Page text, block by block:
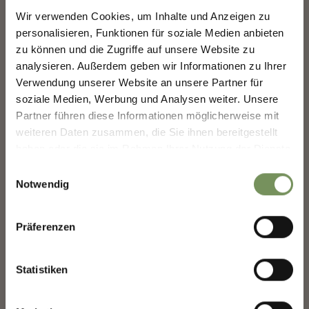
Wir verwenden Cookies, um Inhalte und Anzeigen zu
personalisieren, Funktionen für soziale Medien anbieten
zu können und die Zugriffe auf unsere Website zu
analysieren. Außerdem geben wir Informationen zu Ihrer
Verwendung unserer Website an unsere Partner für
soziale Medien, Werbung und Analysen weiter. Unsere
Partner führen diese Informationen möglicherweise mit
weiteren Daten zusammen, die Sie ihnen bereitgestellt
Notwendig
Präferenzen
Statistiken
SÜDTIROL GUIDE - APP IOS
itunes.apple.com
MERANS ZUKUNFT
GESTALTEN — GEMEINSAM.
MERANS ZUKUNFT GESTALTEN —
GEMEINSAM.
Deine Meinung zählt. Scannen, teilen, bewegen.